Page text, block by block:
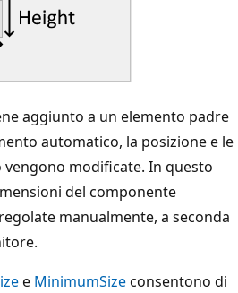
aggiunto a un elemento padre
automatico, la posizione e le
modificate. In questo
del componente
manualmente, a seconda
e MinimumSizeconsentono di